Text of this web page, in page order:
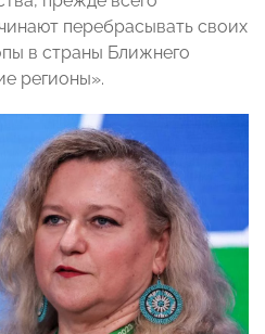
перебрасывать своих
в страны Ближнего
регионы».